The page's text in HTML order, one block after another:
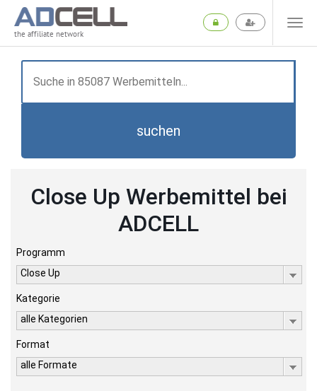
the affiliate network
suchen
Close Up Werbemittel bei
ADCELL
Programm
Close Up
Kategorie
alle Kategorien
Format
alle Formate